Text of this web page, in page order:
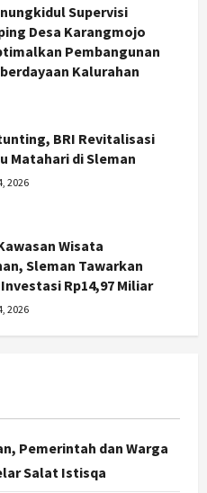
Supervisi
Desa Karangmojo
Pembangunan
Kalurahan
BRI Revitalisasi
Matahari di Sleman
2026
Wisata
Sleman Tawarkan
Rp14,97 Miliar
2026
Pemerintah dan Warga
Salat Istisqa
Sepatu Murah
Meracik Lulur Khas
Jawa
2026